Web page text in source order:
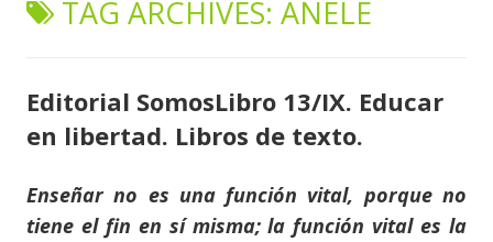
TAG ARCHIVES: ANELE
Editorial SomosLibro 13/IX. Educar
en libertad. Libros de texto.
Enseñar no es una función vital, porque no
tiene el fin en sí misma; la función vital es la